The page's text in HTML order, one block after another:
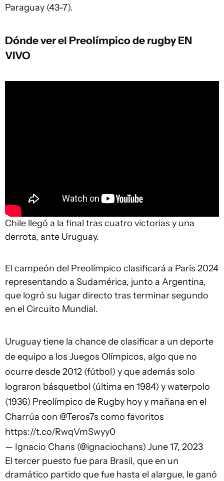
Paraguay (43-7).
Dónde ver el Preolímpico de rugby EN
VIVO
Chile llegó a la final tras cuatro victorias y una
derrota, ante Uruguay.
El campeón del Preolímpico clasificará a París 2024
representando a Sudamérica, junto a Argentina,
que logró su lugar directo tras terminar segundo
en el Circuito Mundial.
Uruguay tiene la chance de clasificar a un deporte
de equipo a los Juegos Olímpicos, algo que no
ocurre desde 2012 (fútbol) y que además solo
lograron básquetbol (última en 1984) y waterpolo
(1936) Preolímpico de Rugby hoy y mañana en el
Charrúa con @Teros7s como favoritos
https://t.co/RwqVmSwyy0
— Ignacio Chans (@ignaciochans) June 17, 2023
El tercer puesto fue para Brasil, que en un
dramático partido que fue hasta el alargue, le ganó